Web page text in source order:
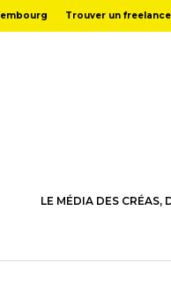
Trouver un
LE MÉDIA DES CRÉAS,